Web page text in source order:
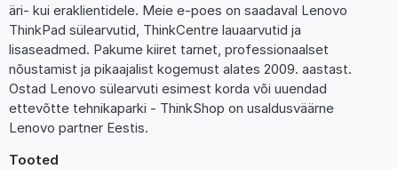
äri- kui eraklientidele. Meie e-poes on saadaval Lenovo
ThinkPad sülearvutid, ThinkCentre lauaarvutid ja
lisaseadmed. Pakume kiiret tarnet, professionaalset
nõustamist ja pikaajalist kogemust alates 2009. aastast.
Ostad Lenovo sülearvuti esimest korda või uuendad
ettevõtte tehnikaparki - ThinkShop on usaldusväärne
Lenovo partner Eestis.
Tooted